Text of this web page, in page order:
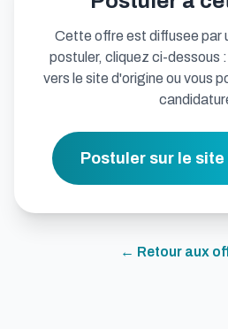
Cette offre est diffusee par
postuler, cliquez ci-dessous
vers le site d'origine ou vous
Postuler sur le
← Retour aux